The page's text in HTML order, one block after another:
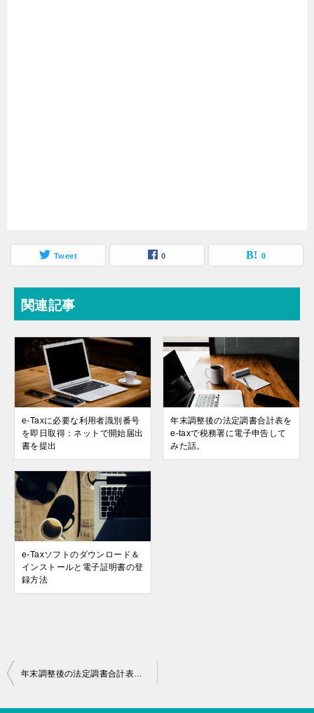
Tweet 0 0
関連記事
e-Taxに必要な利用者識別番号
を即日取得：ネットで開始届出
書を提出
年末調整後の法定調書合計表を
e-taxで税務署に電子申告して
みた話。
e-Taxソフトのダウンロード＆
インストールと電子証明書の登
録方法
投
年末調整後の法定調書合計表をe-taxで税務署に電子申告してみた話。